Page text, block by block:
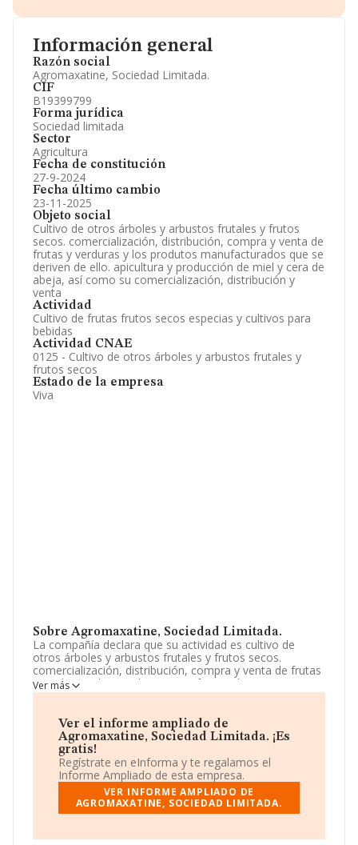
Información general
Razón social
Agromaxatine, Sociedad Limitada.
CIF
B19399799
Forma jurídica
Sociedad limitada
Sector
Agricultura
Fecha de constitución
27-9-2024
Fecha último cambio
23-11-2025
Objeto social
Cultivo de otros árboles y arbustos frutales y frutos
secos. comercialización, distribución, compra y venta de
frutas y verduras y los produtos manufacturados que se
deriven de ello. apicultura y producción de miel y cera de
abeja, así como su comercialización, distribución y
venta
Actividad
Cultivo de frutas frutos secos especias y cultivos para
bebidas
Actividad CNAE
0125 - Cultivo de otros árboles y arbustos frutales y
frutos secos
Estado de la empresa
Viva
Sobre Agromaxatine, Sociedad Limitada.
La compañía declara que su actividad es cultivo de
otros árboles y arbustos frutales y frutos secos.
comercialización, distribución, compra y venta de frutas
y verduras y los produtos manufacturados que se
deriven de ello. apicultura y producción de miel y cera de
venta. La empresa aparece inscrita en el Registro
Mercantil como Sociedad Limitada. Clasifica su actividad
CNAE como 'Cultivo de otros árboles y arbustos frutales
y frutos secos', código 0125. La compañía no tiene
actividad en mercados exteriores.
La empresa españolaAgromaxatine, Sociedad
Limitada, con NIF B19399799, está situada en Avenida
Palmas De Gran Canaria, en Las Palmas, Islas Canarias.
Ver más
Ver el informe ampliado de
Agromaxatine, Sociedad Limitada. ¡Es
gratis!
Regístrate en eInforma y te regalamos el
Informe Ampliado de esta empresa.
VER INFORME AMPLIADO DE
AGROMAXATINE, SOCIEDAD LIMITADA.
Información oficial y registral complementaria.